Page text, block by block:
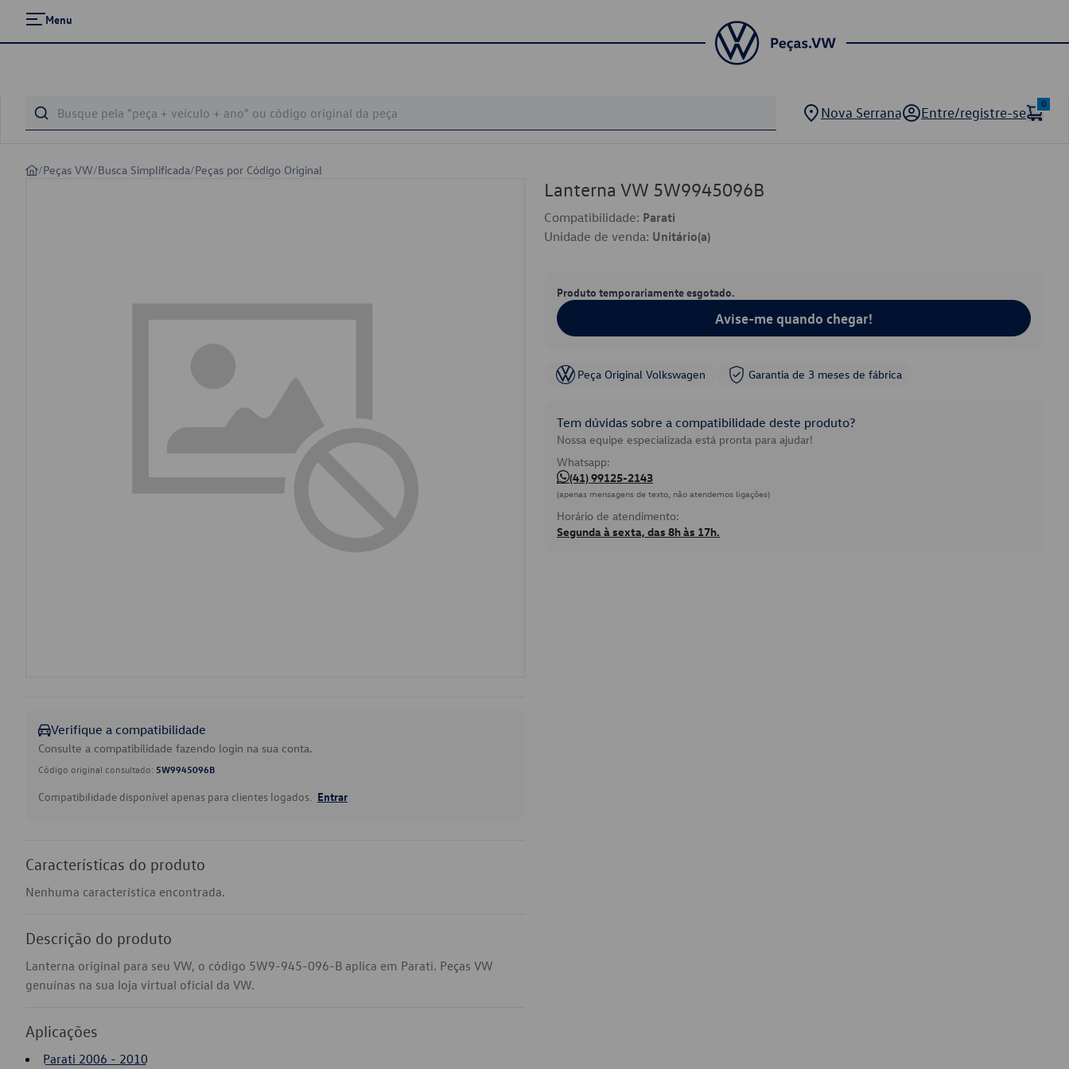
Menu
Nova Serrana Entre/registre-se
0
/Peças VW/Busca Simplificada/Peças por Código Original
Verifique a compatibilidade
Consulte a compatibilidade fazendo login na sua conta.
Código original consultado: 5W9945096B
Compatibilidade disponível apenas para clientes logados. Entrar
Características do produto
Nenhuma característica encontrada.
Descrição do produto
Lanterna original para seu VW, o código 5W9-945-096-B aplica em Parati. Peças VW
genuínas na sua loja virtual oficial da VW.
Aplicações
Parati 2006 - 2010
Lanterna VW 5W9945096B
Compatibilidade: Parati
Unidade de venda: Unitário(a)
Produto temporariamente esgotado.
Avise-me quando chegar!
Peça Original Volkswagen Garantia de 3 meses de fábrica
Tem dúvidas sobre a compatibilidade deste produto?
Nossa equipe especializada está pronta para ajudar!
Whatsapp:
(41) 99125-2143
(apenas mensagens de texto, não atendemos ligações)
Horário de atendimento:
Segunda à sexta, das 8h às 17h.